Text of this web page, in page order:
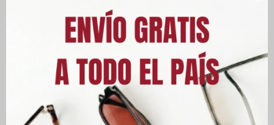
Cambios y Devoluciones
Medios de pago
Características